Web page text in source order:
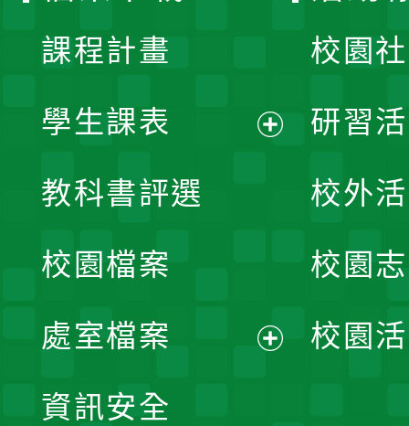
課程計畫
學生課表
單
教科書評選
校園檔案
處室檔案
資訊安全
校園
研習
校外
校園
校園